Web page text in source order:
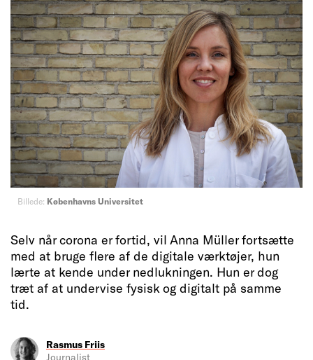
Billede: Københavns Universitet
Selv når corona er fortid, vil Anna Müller fortsætte
med at bruge flere af de digitale værktøjer, hun
lærte at kende under nedlukningen. Hun er dog
træt af at undervise fysisk og digitalt på samme
tid.
Rasmus Friis
Journalist